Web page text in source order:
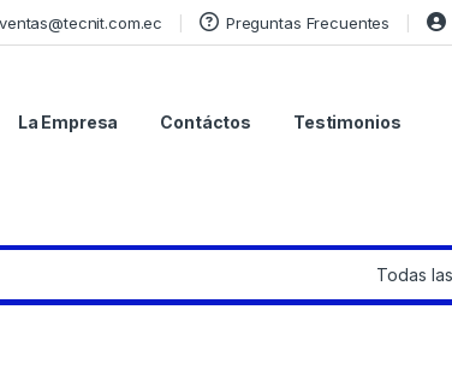
ventas@tecnit.com.ec Preguntas Frecuentes
La Empresa Contáctos Testimonios